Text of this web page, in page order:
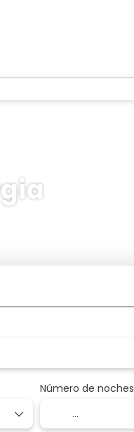
Número de noches